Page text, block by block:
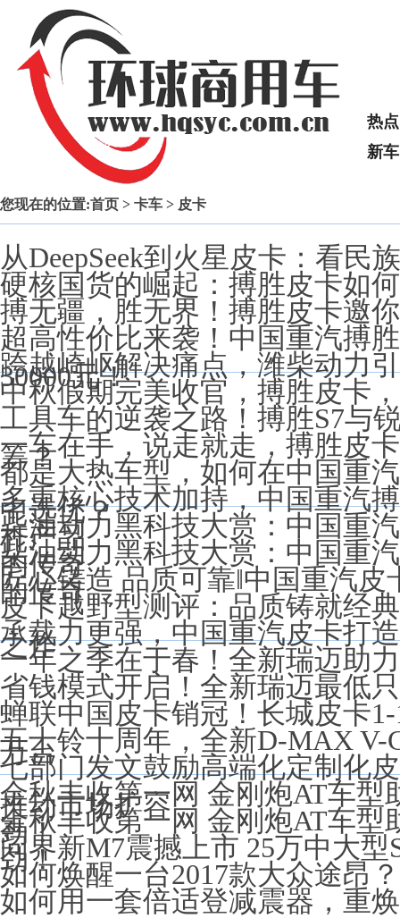
热点
新车
您现在的位置:首页 > 卡车 > 皮卡
从DeepSeek到火星皮卡：看民
硬核国货的崛起：搏胜皮卡如
搏无疆，胜无界！搏胜皮卡邀
超高性价比来袭！中国重汽搏
30000元！
跨越崎岖解决痛点，潍柴动力
中秋假期完美收官，搏胜皮卡
工具车的逆袭之路！搏胜S7与
筹？
一车在手，说走就走，搏胜皮
都是大热车型，如何在中国重
中选优？
多重核心技术加持，中国重汽
杆产品
柴油动力黑科技大赏：中国重
的传奇
柴油动力黑科技大赏：中国重
的传奇
匠心铸造 品质可靠‖中国重汽
皮卡越野型测评：品质铸就经
之作
承载力更强，中国重汽皮卡打
一年之季在于春！全新瑞迈助
省钱模式开启！全新瑞迈最低
蝉联中国皮卡销冠！长城皮卡
万台
五十铃十周年，全新D-MAX V-
七部门发文鼓励高端化定制化
推动市场扩容
金秋丰收第一网 金刚炮AT车型
劲！
金秋丰收第一网 金刚炮AT车型
劲！
问界新M7震撼上市 25万中大型
如何焕醒一台2017款大众途昂
如何用一套倍适登减震器，重